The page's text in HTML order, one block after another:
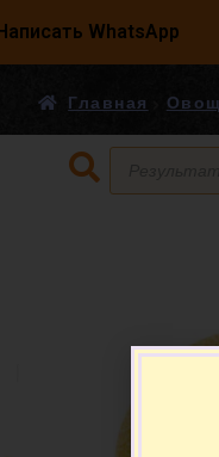
WhatsApp
Главная